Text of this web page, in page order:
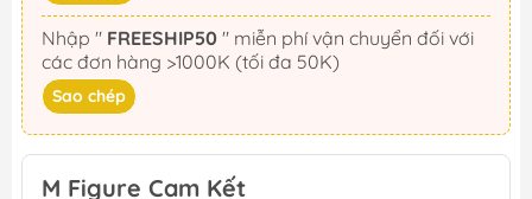
Nhập " FREESHIP50
các đơn hàng >1000K (tối đa 50K)
Sao chép
M Figure Cam Kết